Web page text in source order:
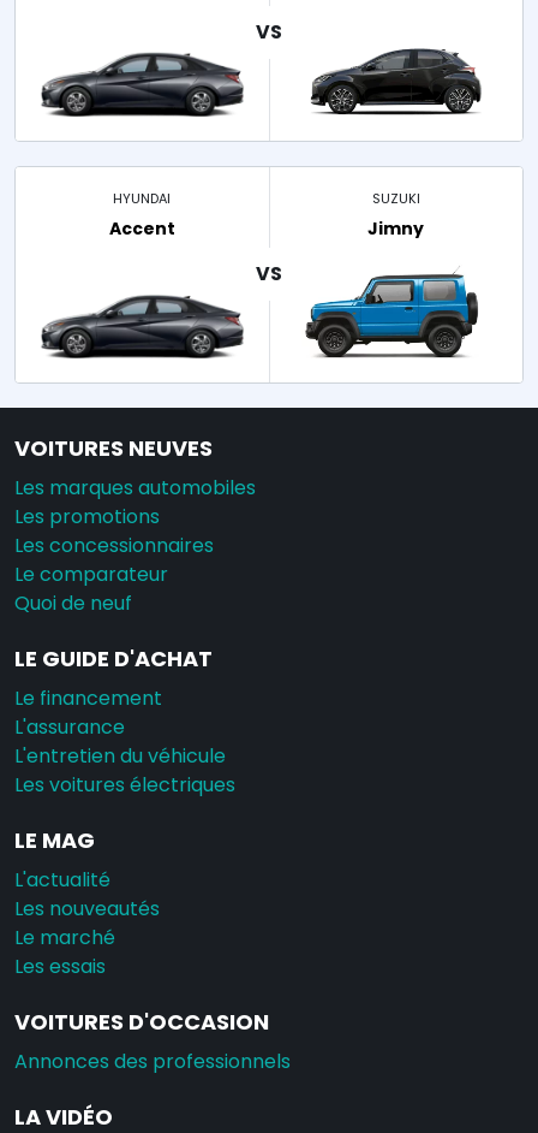
HYUNDAI
Accent
SUZUKI
Jimny
VOITURES NEUVES
Les marques automobiles
Les promotions
Les concessionnaires
Le comparateur
Quoi de neuf
LE GUIDE D'ACHAT
Le financement
L'assurance
L'entretien du véhicule
Les voitures électriques
LE MAG
L'actualité
Les nouveautés
Le marché
Les essais
VOITURES D'OCCASION
Annonces des professionnels
LA VIDÉO